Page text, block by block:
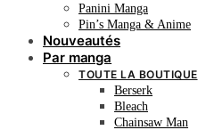
Panini Manga
Pin’s Manga & Anime
Nouveautés
Par manga
TOUTE LA BOUTIQUE
Berserk
Bleach
Chainsaw Man